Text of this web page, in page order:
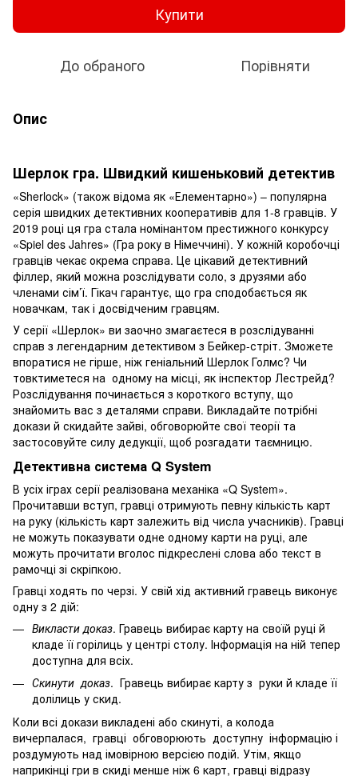
Купити
До обраного Порівняти
Опис
Шерлок гра. Швидкий кишеньковий детектив
«Sherlock» (також відома як «Елементарно») – популярна
серія швидких детективних кооперативів для 1-8 гравців. У
2019 році ця гра стала номінантом престижного конкурсу
«Spiel des Jahres» (Гра року в Німеччині). У кожній коробочці
гравців чекає окрема справа. Це цікавий детективний
філлер, який можна розслідувати соло, з друзями або
членами сім’ї. Гікач гарантує, що гра сподобається як
новачкам, так і досвідченим гравцям.
У серії «Шерлок» ви заочно змагаєтеся в розслідуванні
справ з легендарним детективом з Бейкер-стріт. Зможете
впоратися не гірше, ніж геніальний Шерлок Голмс? Чи
товктиметеся на одному на місці, як інспектор Лестрейд?
Розслідування починається з короткого вступу, що
знайомить вас з деталями справи. Викладайте потрібні
докази й скидайте зайві, обговорюйте свої теорії та
застосовуйте силу дедукції, щоб розгадати таємницю.
Детективна система Q System
В усіх іграх серії реалізована механіка «Q System».
Прочитавши вступ, гравці отримують певну кількість карт
на руку (кількість карт залежить від числа учасників). Гравці
не можуть показувати одне одному карти на руці, але
можуть прочитати вголос підкреслені слова або текст в
рамочці зі скріпкою.
Гравці ходять по черзі. У свій хід активний гравець виконує
одну з 2 дій:
Викласти доказ. Гравець вибирає карту на своїй руці й
кладе її горілиць у центрі столу. Інформація на ній тепер
доступна для всіх.
Скинути доказ. Гравець вибирає карту з руки й кладе її
долілиць у скид.
Коли всі докази викладені або скинуті, а колода
вичерпалася, гравці обговорюють доступну інформацію і
роздумують над імовірною версією подій. Утім, якщо
наприкінці гри в скиді менше ніж 6 карт, гравці відразу